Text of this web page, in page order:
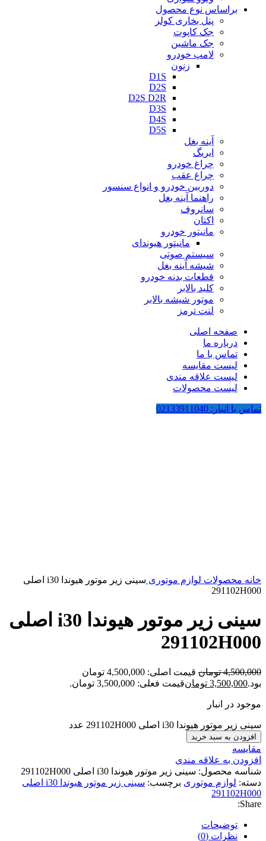
براساس نوع محصول
پنل بخاری کولر
جک کاپوت
جک ماشین
لامپ خودرو
زنون
D1S
D2S
D2S D2R
D3S
D4S
D5S
آینه بغل
ایربگ
چراغ خودرو
چراغ عقب
دوربین خودرو و انواع سنسور
راهنما آینه بغل
سانروف
اکتان
مانیتور خودرو
مانیتور هیوندای
سیستم صوتی
شیشه آینه بغل
قطعات بدنه خودرو
کلید بالابر
موتور شیشه بالابر
لنت ترمز
صفحه اصلی
درباره ما
تماس با ما
لیست مقایسه
لیست علاقه مندی
لیست محصولات
تماس با انبار: 02133911040
خانه محصولات لوازم موتوری
سینی زیر موتور هیوندا i30 اصلی
291102H000
سینی زیر موتور هیوندا i30 اصلی
291102H000
4,500,000 تومان
قیمت اصلی: 4,500,000 تومان
بود.3,500,000 تومانقیمت فعلی: 3,500,000 تومان.
موجود در انبار
سینی زیر موتور هیوندا i30 اصلی 291102H000 عدد
افزودن به سبد خرید
مقایسه
افزودن به علاقه مندی
شناسه محصول: سینی زیر موتور هیوندا i30 اصلی 291102H000
دسته: لوازم موتوری برچسب:
سینی زیر موتور هیوندا i30 اصلی
291102H000
Share:
توضیحات
نظرات (0)